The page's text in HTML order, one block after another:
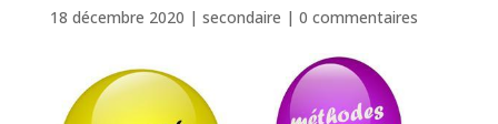
18 décembre 2020 | secondaire | 0 commentaires